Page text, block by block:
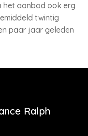
het aanbod ook erg
twintig
paar jaar geleden
Ralph